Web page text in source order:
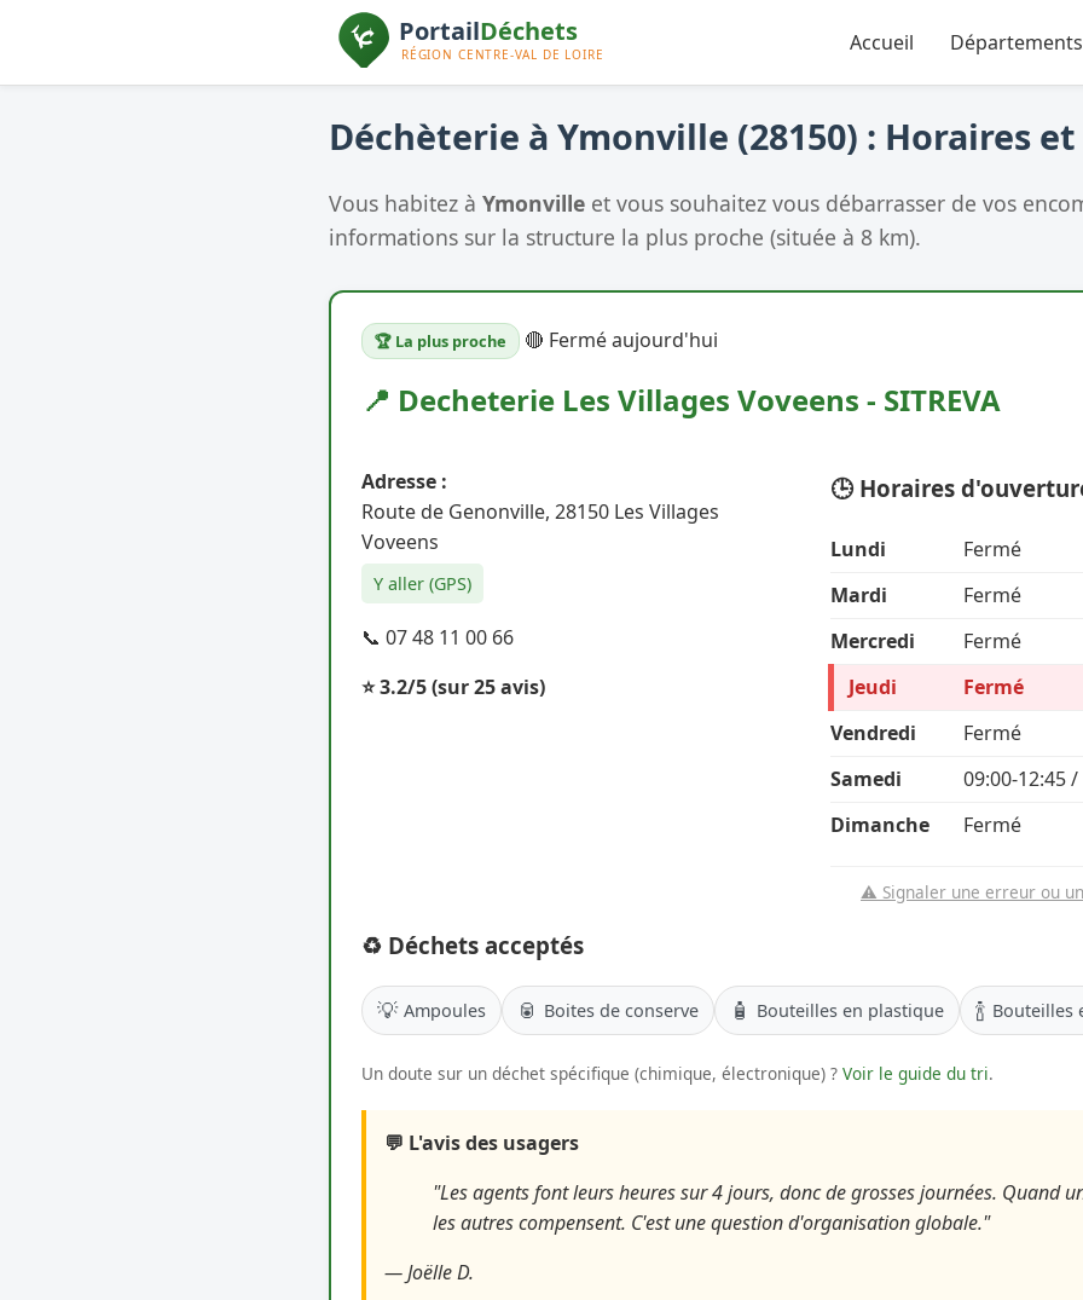
Accueil
Déchèterie à Ymonville (28150) : Horaires et
Vous habitez à Ymonville et vous souhaitez vous débarrasser de vos
informations sur la structure la plus proche (située à 8 km).
🏆 La plus proche 🔴 Fermé aujourd'hui
📍 Decheterie Les Villages Voveens - SITREVA
Adresse :
Route de Genonville, 28150 Les Villages
Voveens
Y aller (GPS)
📞 07 48 11 00 66
⭐ 3.2/5(sur 25 avis)
🕒 Horaires
Lundi
Fermé
Mardi
Fermé
Mercredi
Fermé
Jeudi
Fermé
Vendredi
Fermé
Samedi
09:00-12:45
Dimanche
Fermé
⚠️ Signaler une erreur ou
♻️ Déchets acceptés
💡 Ampoules 🥫 Boites de conserve 🧴 Bouteilles en plastique 🍾 Bouteilles
Un doute sur un déchet spécifique (chimique, électronique) ? Voir le guide du tri.
💬 L'avis des usagers
"Les agents font leurs heures sur 4 jours, donc de grosses journées. Quand
les autres compensent. C'est une question d'organisation globale."
— Joëlle D.